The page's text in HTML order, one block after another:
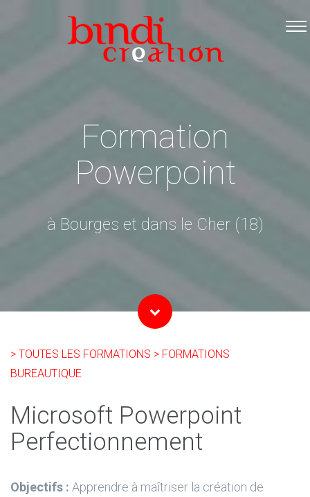
Accueil
Les formations
Infos pratiques
Contact
Formation
Powerpoint
à Bourges et dans le Cher (18)
> TOUTES LES FORMATIONS > FORMATIONS
BUREAUTIQUE
Microsoft Powerpoint
Perfectionnement
Objectifs : Apprendre à maîtriser la création de